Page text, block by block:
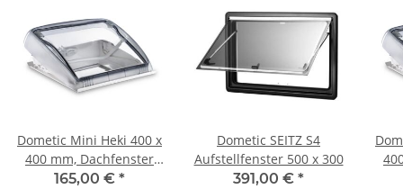
Dometic Mini Heki 400 x
400 mm, Dachfenster
ohne Zwangsbelüftung,
165,00 € *
Dometic SEITZ S4
Aufstellfenster 500 x 300
391,00 € *